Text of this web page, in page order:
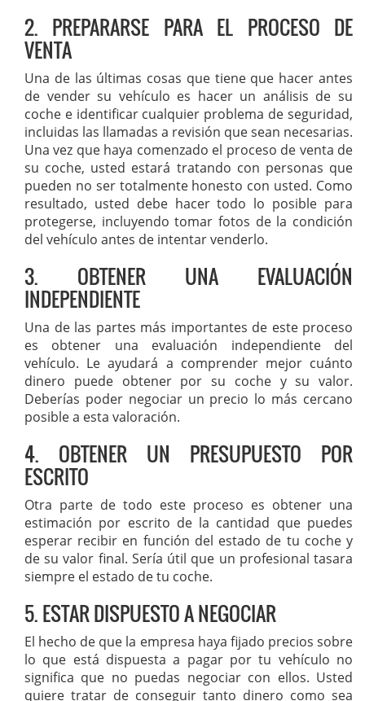
2. PREPARARSE PARA EL PROCESO DE
VENTA
Una de las últimas cosas que tiene que hacer antes
de vender su vehículo es hacer un análisis de su
coche e identificar cualquier problema de seguridad,
incluidas las llamadas a revisión que sean necesarias.
Una vez que haya comenzado el proceso de venta de
su coche, usted estará tratando con personas que
pueden no ser totalmente honesto con usted. Como
resultado, usted debe hacer todo lo posible para
protegerse, incluyendo tomar fotos de la condición
del vehículo antes de intentar venderlo.
3. OBTENER UNA EVALUACIÓN
INDEPENDIENTE
Una de las partes más importantes de este proceso
es obtener una evaluación independiente del
vehículo. Le ayudará a comprender mejor cuánto
dinero puede obtener por su coche y su valor.
Deberías poder negociar un precio lo más cercano
posible a esta valoración.
4. OBTENER UN PRESUPUESTO POR
ESCRITO
Otra parte de todo este proceso es obtener una
estimación por escrito de la cantidad que puedes
esperar recibir en función del estado de tu coche y
de su valor final. Sería útil que un profesional tasara
siempre el estado de tu coche.
5. ESTAR DISPUESTO A NEGOCIAR
El hecho de que la empresa haya fijado precios sobre
lo que está dispuesta a pagar por tu vehículo no
significa que no puedas negociar con ellos. Usted
quiere tratar de conseguir tanto dinero como sea